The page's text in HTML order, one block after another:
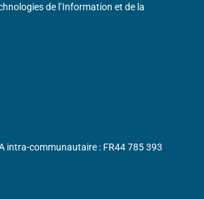
de l’Information et de la
intra-communautaire : FR44 785 393